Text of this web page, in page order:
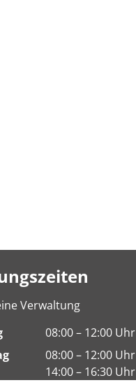
Verwaltung
08:00 – 12:00 Uhr
08:00 – 12:00 Uhr
14:00 – 16:30 Uhr